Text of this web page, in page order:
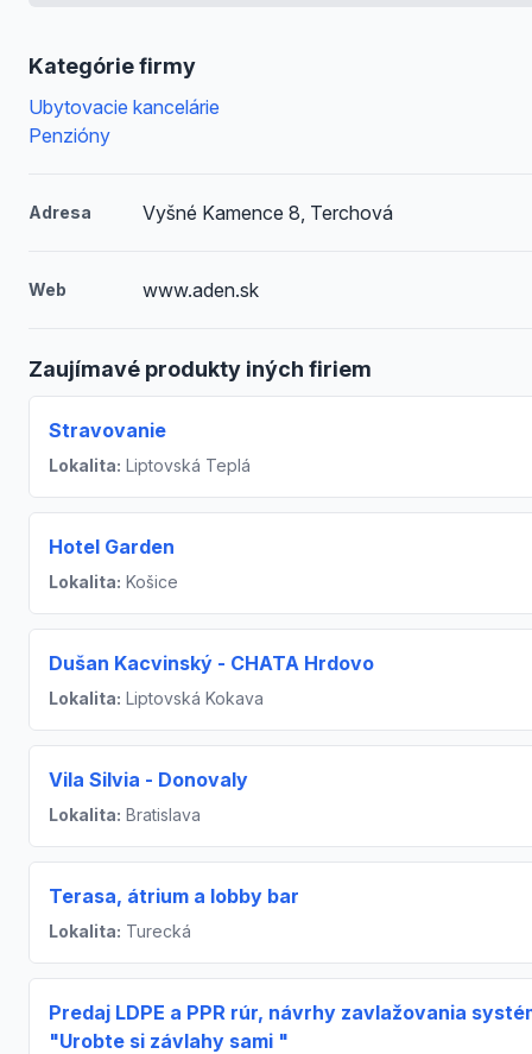
Kategórie firmy
Ubytovacie kancelárie
Penzióny
Adresa Vyšné Kamence 8, Terchová
Web www.aden.sk
Zaujímavé produkty iných firiem
Stravovanie
Lokalita: Liptovská Teplá
Hotel Garden
Lokalita: Košice
Dušan Kacvinský - CHATA Hrdovo
Lokalita: Liptovská Kokava
Vila Silvia - Donovaly
Lokalita: Bratislava
Terasa, átrium a lobby bar
Lokalita: Turecká
Predaj LDPE a PPR rúr, návrhy zavlažovania
"Urobte si závlahy sami "